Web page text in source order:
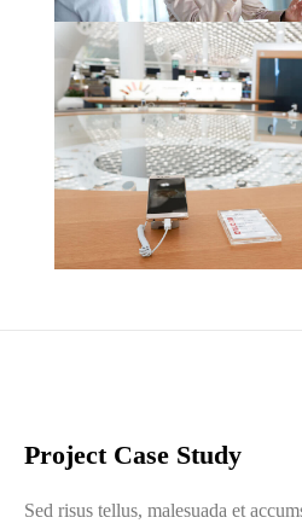
Project Case Study
Sed risus tellus, malesuada et